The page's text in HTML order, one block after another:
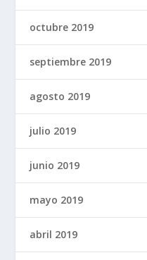
octubre 2019
septiembre 2019
agosto 2019
julio 2019
junio 2019
mayo 2019
abril 2019